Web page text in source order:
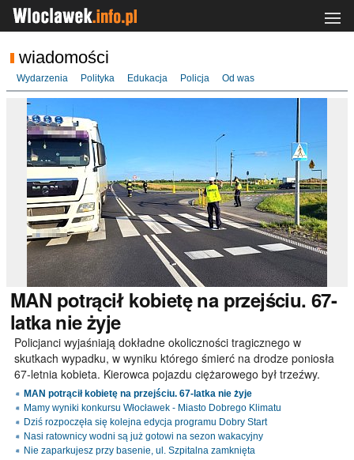
wiadomości
Wydarzenia Polityka Edukacja Policja Od was
MAN potrącił kobietę na przejściu. 67-
latka nie żyje
Policjanci wyjaśniają dokładne okoliczności tragicznego w
skutkach wypadku, w wyniku którego śmierć na drodze poniosła
67-letnia kobieta. Kierowca pojazdu ciężarowego był trzeźwy.
MAN potrącił kobietę na przejściu. 67-latka nie żyje
Mamy wyniki konkursu Włocławek - Miasto Dobrego Klimatu
Dziś rozpoczęła się kolejna edycja programu Dobry Start
Nasi ratownicy wodni są już gotowi na sezon wakacyjny
Nie zaparkujesz przy basenie, ul. Szpitalna zamknięta